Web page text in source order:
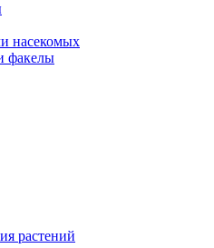
насекомых
факелы
растений